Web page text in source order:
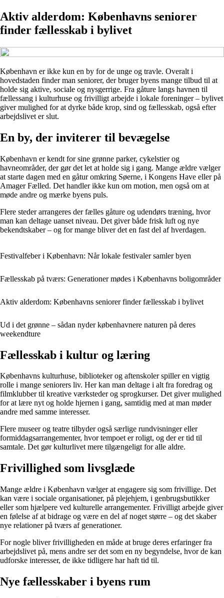
Aktiv alderdom: Københavns seniorer
finder fællesskab i bylivet
København er ikke kun en by for de unge og travle. Overalt i
hovedstaden finder man seniorer, der bruger byens mange tilbud til at
holde sig aktive, sociale og nysgerrige. Fra gåture langs havnen til
fællessang i kulturhuse og frivilligt arbejde i lokale foreninger – bylivet
giver mulighed for at dyrke både krop, sind og fællesskab, også efter
arbejdslivet er slut.
En by, der inviterer til bevægelse
København er kendt for sine grønne parker, cykelstier og
havneområder, der gør det let at holde sig i gang. Mange ældre vælger
at starte dagen med en gåtur omkring Søerne, i Kongens Have eller på
Amager Fælled. Det handler ikke kun om motion, men også om at
møde andre og mærke byens puls.
Flere steder arrangeres der fælles gåture og udendørs træning, hvor
man kan deltage uanset niveau. Det giver både frisk luft og nye
bekendtskaber – og for mange bliver det en fast del af hverdagen.
Festivalfeber i København: Når lokale festivaler samler byen
Fællesskab på tværs: Generationer mødes i Københavns boligområder
Aktiv alderdom: Københavns seniorer finder fællesskab i bylivet
Ud i det grønne – sådan nyder københavnere naturen på deres
weekendture
Fællesskab i kultur og læring
Københavns kulturhuse, biblioteker og aftenskoler spiller en vigtig
rolle i mange seniorers liv. Her kan man deltage i alt fra foredrag og
filmklubber til kreative værksteder og sprogkurser. Det giver mulighed
for at lære nyt og holde hjernen i gang, samtidig med at man møder
andre med samme interesser.
Flere museer og teatre tilbyder også særlige rundvisninger eller
formiddagsarrangementer, hvor tempoet er roligt, og der er tid til
samtale. Det gør kulturlivet mere tilgængeligt for alle aldre.
Frivillighed som livsglæde
Mange ældre i København vælger at engagere sig som frivillige. Det
kan være i sociale organisationer, på plejehjem, i genbrugsbutikker
eller som hjælpere ved kulturelle arrangementer. Frivilligt arbejde giver
en følelse af at bidrage og være en del af noget større – og det skaber
nye relationer på tværs af generationer.
For nogle bliver frivilligheden en måde at bruge deres erfaringer fra
arbejdslivet på, mens andre ser det som en ny begyndelse, hvor de kan
udforske interesser, de ikke tidligere har haft tid til.
Nye fællesskaber i byens rum